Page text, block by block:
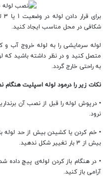
شکافی در محل مناسب ایجاد کنید.
لوله سرمایشی را به لوله خروج آب و
متصل کنید و در نظر داشته باشید
به راحتی خارج گردد.
نکات زیر را درمود لوله اسپلیت
• درپوش لوله را قبل از نصب آن
نرود.
• خم کردن یا کشیدن بیش از حد
بیش از 3 بار تغییر شکل ندهید.
• در هنگام باز کردن لوله‌ی پیچ داده
آرامی باز کنید.